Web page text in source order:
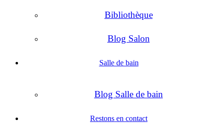
Bibliothèque
Blog Salon
Salle de bain
Blog Salle de bain
Restons en contact